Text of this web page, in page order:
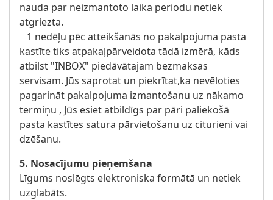
nauda par neizmantoto laika periodu netiek
atgriezta.
1 nedēļu pēc atteikšanās no pakalpojuma pasta
kastīte tiks atpakaļpārveidota tādā izmērā, kāds
atbilst "INBOX" piedāvātajam bezmaksas
servisam. Jūs saprotat un piekrītat,ka nevēloties
pagarināt pakalpojuma izmantošanu uz nākamo
termiņu , Jūs esiet atbildīgs par pāri paliekošā
pasta kastītes satura pārvietošanu uz citurieni vai
dzēšanu.
5. Nosacījumu pieņemšana
Līgums noslēgts elektroniska formātā un netiek
uzglabāts.